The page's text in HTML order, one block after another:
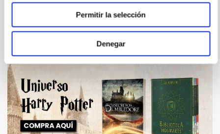
Permitir la selección
Denegar